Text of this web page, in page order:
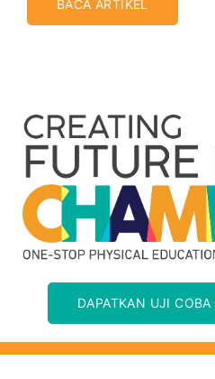
BACA ARTIKEL
DAPATKAN UJI COBA